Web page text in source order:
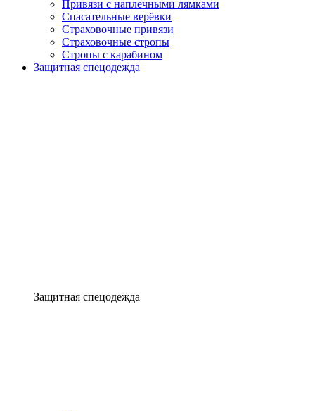
Привязи с наплечными лямками
Спасательные верёвки
Страховочные привязи
Страховочные стропы
Стропы с карабином
Защитная спецодежда
Защитная спецодежда